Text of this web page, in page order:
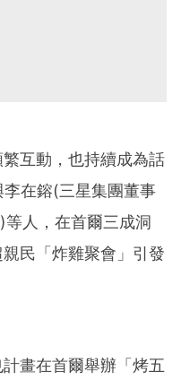
互動，也持續成為話
在鎔(三星集團董事
人，在首爾三成洞
民「炸雞聚會」引發
畫在首爾舉辦「烤五